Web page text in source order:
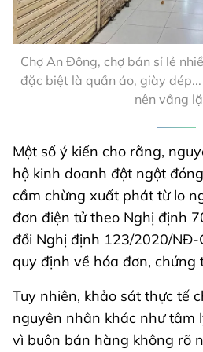
Chợ An Đông, chợ bán sỉ lẻ
đặc biệt là quần áo, giày
nên vắng
Một số ý kiến cho rằng,
hộ kinh doanh đột ngột
cầm chừng xuất phát từ lo
đơn điện tử theo Nghị định
đổi Nghị định 123/2020/
quy định về hóa đơn, chứng
Tuy nhiên, khảo sát thực tế
nguyên nhân khác như tâm
vì buôn bán hàng không rõ